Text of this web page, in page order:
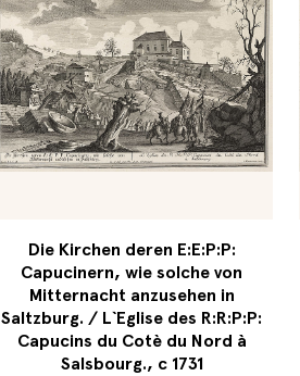
Die Kirchen deren E:E:P:P:
Capucinern, wie solche von
Mitternacht anzusehen in
Saltzburg. / L`Eglise des R:R:P:P:
Capucins du Cotè du Nord à
Salsbourg., c 1731